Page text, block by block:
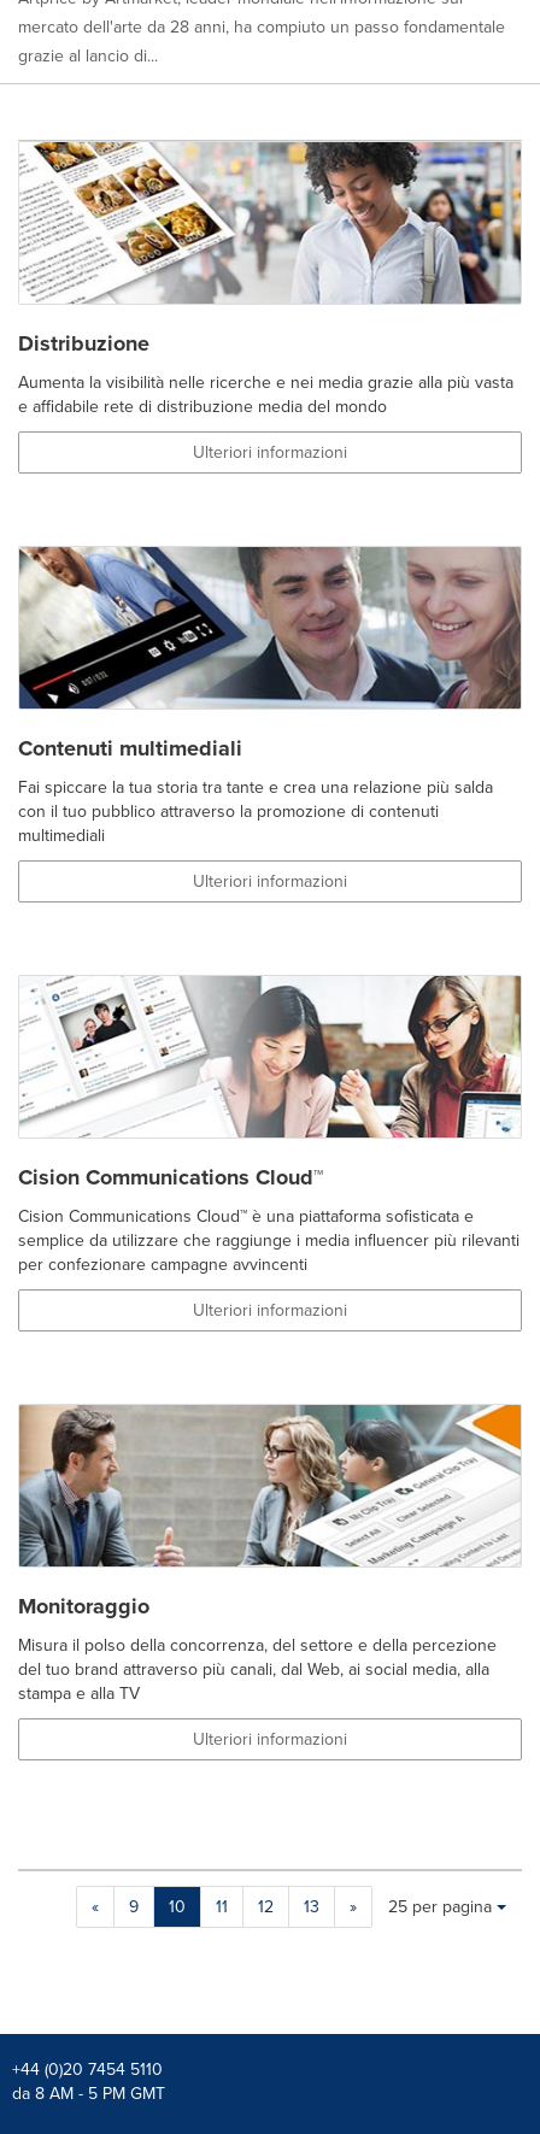
mercato dell'arte da 28 anni, ha compiuto un passo fondamentale
grazie al lancio di...
Distribuzione
Aumenta la visibilità nelle ricerche e nei media grazie alla più vasta
e affidabile rete di distribuzione media del mondo
Ulteriori informazioni
Contenuti multimediali
Fai spiccare la tua storia tra tante e crea una relazione più salda
con il tuo pubblico attraverso la promozione di contenuti
multimediali
Ulteriori informazioni
Cision Communications Cloud™
Cision Communications Cloud™ è una piattaforma sofisticata e
semplice da utilizzare che raggiunge i media influencer più rilevanti
per confezionare campagne avvincenti
Ulteriori informazioni
Monitoraggio
Misura il polso della concorrenza, del settore e della percezione
del tuo brand attraverso più canali, dal Web, ai social media, alla
stampa e alla TV
Ulteriori informazioni
« 9 10 11 12 13 » Making
will
Items per page:
25 per pagina
+44 (0)20 7454 5110
da 8 AM - 5 PM GMT